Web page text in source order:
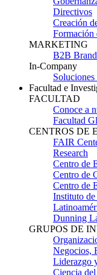
Directivos
Creación
Formación
MARKETING
B2B
In-Company
Soluciones
Facultad e
FACULTAD
Conoce a
Facultad
CENTROS DE
FAIR
Research
Centro de
Centro de
Centro de
Instituto
Dunning
GRUPOS DE
Negocios,
Liderazgo
Ciencia